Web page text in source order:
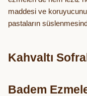
maddesi ve
pastaların
Kahvaltı
Badem